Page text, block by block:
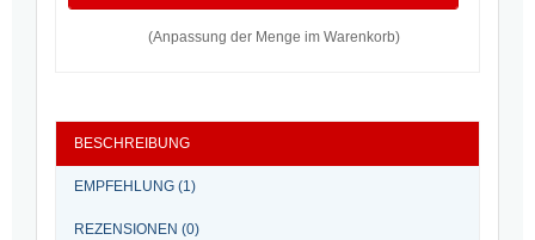
(Anpassung der Menge im Warenkorb)
BESCHREIBUNG
EMPFEHLUNG (1)
REZENSIONEN (0)